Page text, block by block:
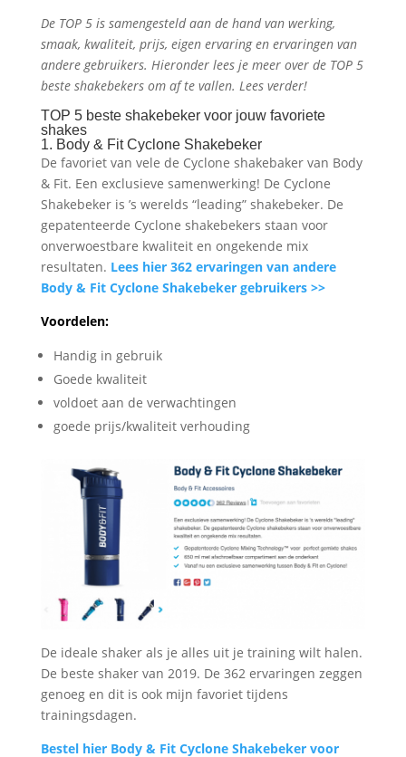
De TOP 5 is samengesteld aan de hand van werking,
smaak, kwaliteit, prijs, eigen ervaring en ervaringen van
andere gebruikers. Hieronder lees je meer over de TOP 5
beste shakebekers om af te vallen. Lees verder!
TOP 5 beste shakebeker voor jouw favoriete
shakes
1. Body & Fit Cyclone Shakebeker
De favoriet van vele de Cyclone shakebaker van Body
& Fit. Een exclusieve samenwerking! De Cyclone
Shakebeker is ’s werelds “leading” shakebeker. De
gepatenteerde Cyclone shakebekers staan voor
onverwoestbare kwaliteit en ongekende mix
resultaten. Lees hier 362 ervaringen van andere
Body & Fit Cyclone Shakebeker gebruikers >>
Voordelen:
Handig in gebruik
Goede kwaliteit
voldoet aan de verwachtingen
goede prijs/kwaliteit verhouding
De ideale shaker als je alles uit je training wilt halen.
De beste shaker van 2019. De 362 ervaringen zeggen
genoeg en dit is ook mijn favoriet tijdens
trainingsdagen.
Bestel hier Body & Fit Cyclone Shakebeker voor